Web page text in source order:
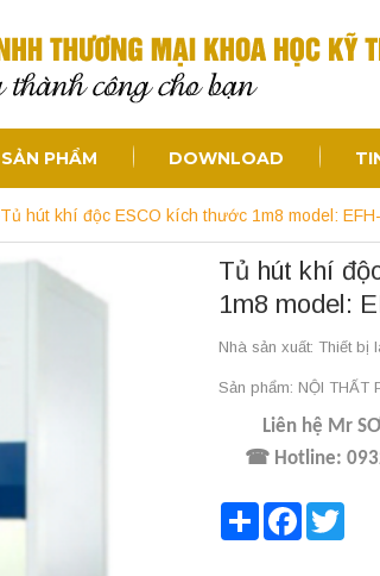
SẢN PHẨM DOWNLOAD
Tủ hút khí độc ESCO kích thước 1m8 model:
Tủ hút khí
1m8 model:
Nhà sản xuất: Thiết bị
Sản phẩm: NỘI THẤT
Liên hệ Mr
☎ Hotline:
Share Facebook